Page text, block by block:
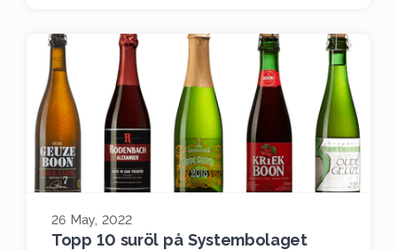
26 May, 2022
Topp 10 suröl på Systembolaget